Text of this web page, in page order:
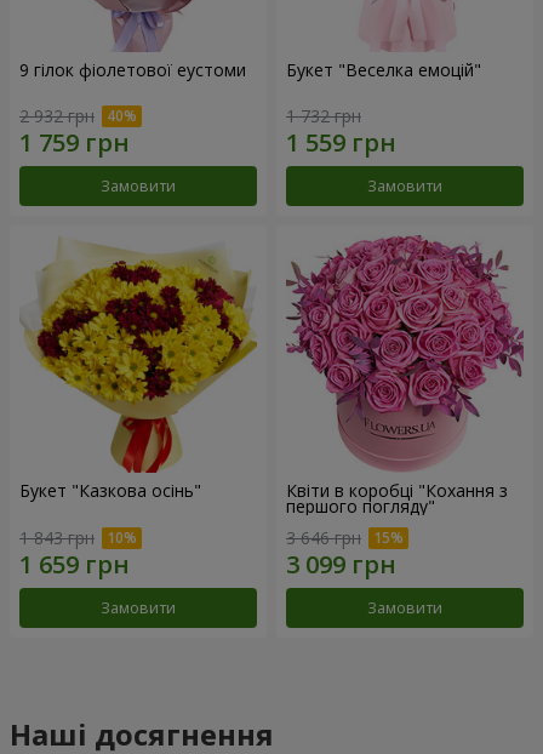
9 гілок фіолетової еустоми
2 932 грн
Замовити
Букет "Веселка емоцій"
1 732 грн
Замовити
Букет "Казкова осінь"
1 843 грн
Замовити
Квіти в коробці "Кохання з
першого погляду"
3 646 грн
Замовити
Наші досягнення